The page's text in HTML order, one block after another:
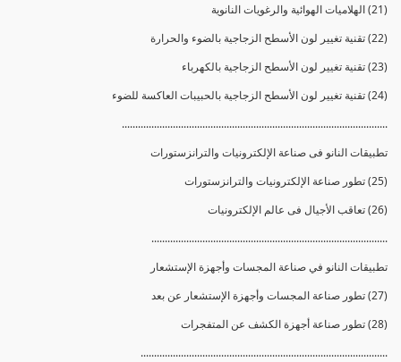
(21) الهلاميات الهوائية والرغويات النانوية
(22) تقنية تغيير لون الأسطح الزجاجية بالضوء والحرارة
(23) تقنية تغيير لون الأسطح الزجاجية بالكهرباء
(24) تقنية تغيير لون الأسطح الزجاجية بالحبيبات العاكسة للضوء
...................................................................................................
تطبيقات النانو فى صناعة الإلكترونيات والترانزستورات
(25) تطور صناعة الإلكترونيات والترانزستورات
(26) تعاقب الأجيال فى عالم الإلكترونيات
........................................................................................
تطبيقات النانو في صناعة المجسات وأجهزة الإستشعار
(27) تطور صناعة المجسات وأجهزة الإستشعار عن بعد
(28) تطور صناعة أجهزة الكشف عن المتفجرات
............................................................................................